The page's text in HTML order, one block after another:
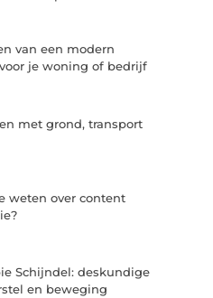
van een modern
je woning of bedrijf
met grond, transport
weten over content
Schijndel: deskundige
en beweging